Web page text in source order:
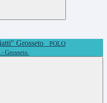
POLO
Grosseto